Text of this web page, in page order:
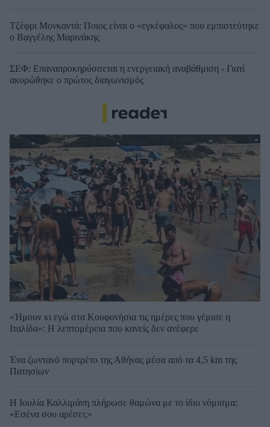
Τζέφρι Μονκαντά: Ποιος είναι ο «εγκέφαλος» που εμπιστεύτηκε
ο Βαγγέλης Μαρινάκης
ΣΕΦ: Επαναπροκηρύσσεται η ενεργειακή αναβάθμιση - Γιατί
ακυρώθηκε ο πρώτος διαγωνισμός
«Ήμουν κι εγώ στα Κουφονήσια τις ημέρες που γέμισε η
Ιταλίδα»: Η λεπτομέρεια που κανείς δεν ανέφερε
Ένα ζωντανό πορτρέτο της Αθήνας μέσα από τα 4,5 km της
Πατησίων
Η Ιουλία Καλλιμάνη πλήρωσε θαμώνα με το ίδιο νόμισμα:
«Εσένα σου αρέσει;»